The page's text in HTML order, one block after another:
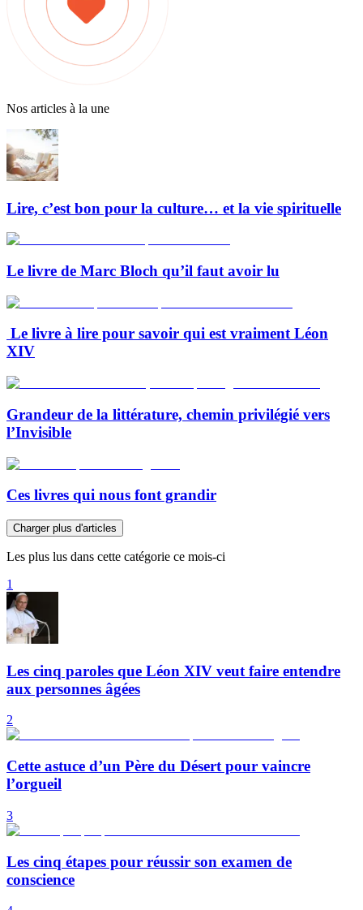
Nos articles à la une
Lire, c’est bon pour la culture… et la vie spirituelle
Le livre de Marc Bloch qu’il faut avoir lu
Le livre à lire pour savoir qui est vraiment Léon
XIV
Grandeur de la littérature, chemin privilégié vers
l’Invisible
Ces livres qui nous font grandir
Charger plus d'articles
Les plus lus dans cette catégorie ce mois-ci
1
Les cinq paroles que Léon XIV veut faire entendre
aux personnes âgées
2
Cette astuce d’un Père du Désert pour vaincre
l’orgueil
3
Les cinq étapes pour réussir son examen de
conscience